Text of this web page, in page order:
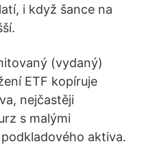
i když šance na
(vydaný)
ETF kopíruje
nejčastěji
s malými
aktiva.